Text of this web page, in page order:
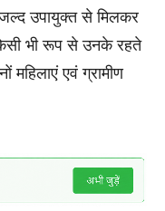
जल्द उपायुक्त से मिलकर
भी रूप से उनके रहते
महिलाएं एवं ग्रामीण